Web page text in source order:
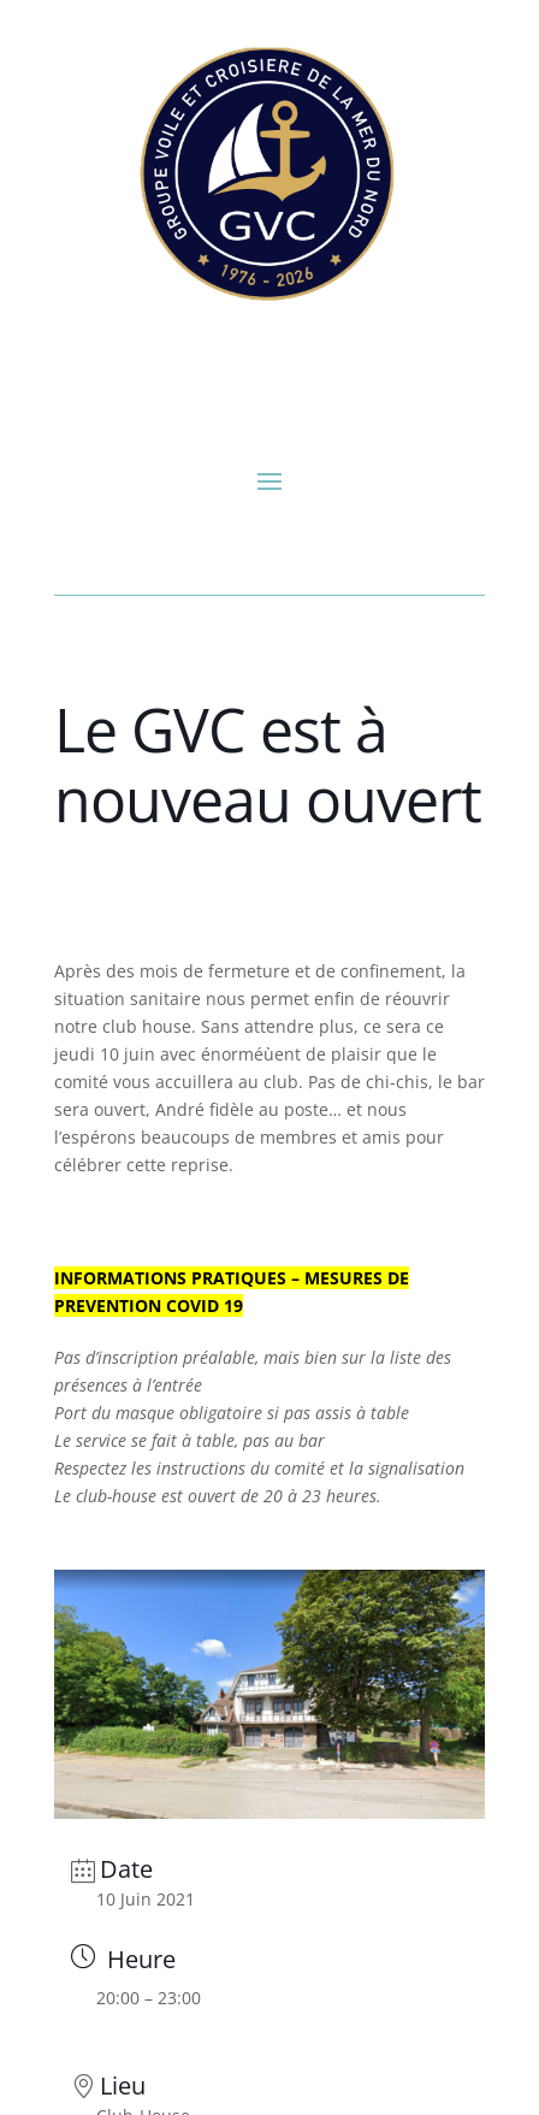
Le GVC est à
nouveau ouvert
Après des mois de fermeture et de confinement, la
situation sanitaire nous permet enfin de réouvrir
notre club house. Sans attendre plus, ce sera ce
jeudi 10 juin avec énorméùent de plaisir que le
comité vous accuillera au club. Pas de chi-chis, le bar
sera ouvert, André fidèle au poste… et nous
l’espérons beaucoups de membres et amis pour
célébrer cette reprise.
INFORMATIONS PRATIQUES – MESURES DE
PREVENTION COVID 19
Pas d’inscription préalable, mais bien sur la liste des
présences à l’entrée
Port du masque obligatoire si pas assis à table
Le service se fait à table, pas au bar
Respectez les instructions du comité et la signalisation
Le club-house est ouvert de 20 à 23 heures.
Date
10 Juin 2021
Heure
20:00 – 23:00
Lieu